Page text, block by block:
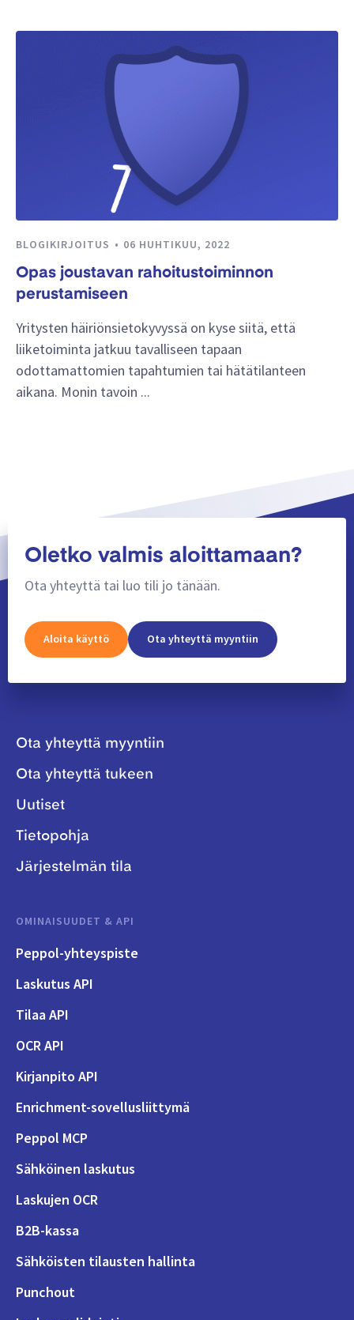
BLOGIKIRJOITUS 06 HUHTIKUU, 2022
Opas joustavan rahoitustoiminnon
perustamiseen
Yritysten häiriönsietokyvyssä on kyse siitä, että
liiketoiminta jatkuu tavalliseen tapaan
odottamattomien tapahtumien tai hätätilanteen
aikana. Monin tavoin ...
Oletko valmis aloittamaan?
Ota yhteyttä tai luo tili jo tänään.
Aloita käyttö Ota yhteyttä myyntiin
Ota yhteyttä myyntiin
Ota yhteyttä tukeen
Uutiset
Tietopohja
Järjestelmän tila
OMINAISUUDET & API
Peppol-yhteyspiste
Laskutus API
Tilaa API
OCR API
Kirjanpito API
Enrichment-sovellusliittymä
Peppol MCP
Sähköinen laskutus
Laskujen OCR
B2B-kassa
Sähköisten tilausten hallinta
Punchout